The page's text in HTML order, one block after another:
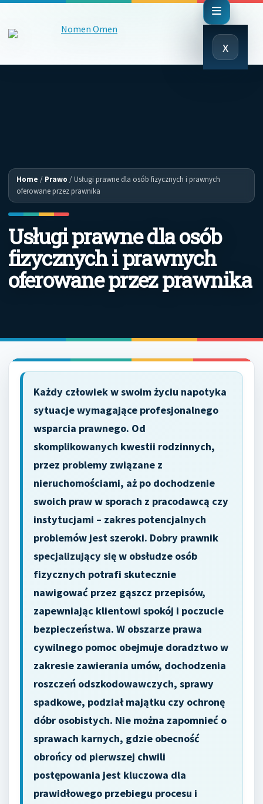
x
Close
Menu
Home / Prawo /Usługi prawne dla osób fizycznych i prawnych
oferowane przez prawnika
Usługi prawne dla osób
fizycznych i prawnych
oferowane przez prawnika
Każdy człowiek w swoim życiu napotyka
sytuacje wymagające profesjonalnego
wsparcia prawnego. Od
skomplikowanych kwestii rodzinnych,
przez problemy związane z
nieruchomościami, aż po dochodzenie
swoich praw w sporach z pracodawcą czy
instytucjami – zakres potencjalnych
problemów jest szeroki. Dobry prawnik
specjalizujący się w obsłudze osób
fizycznych potrafi skutecznie
nawigować przez gąszcz przepisów,
zapewniając klientowi spokój i poczucie
bezpieczeństwa. W obszarze prawa
cywilnego pomoc obejmuje doradztwo w
zakresie zawierania umów, dochodzenia
roszczeń odszkodowawczych, sprawy
spadkowe, podział majątku czy ochronę
dóbr osobistych. Nie można zapomnieć o
sprawach karnych, gdzie obecność
obrońcy od pierwszej chwili
postępowania jest kluczowa dla
prawidłowego przebiegu procesu i